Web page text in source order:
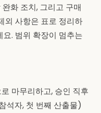
화 조치, 그리고 구매
외 사항은 표로 정리하
. 범위 확장이 멈추는
마무리하고, 승인 직후
석자, 첫 번째 산출물)